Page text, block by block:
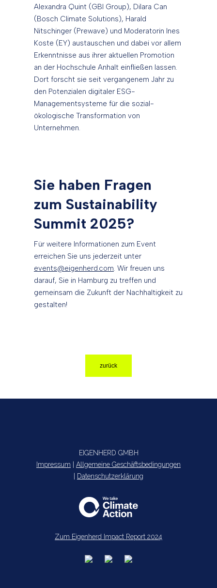
Alexandra Quint (GBI Group), Dilara Can
(Bosch Climate Solutions), Harald
Nitschinger (Prewave) und Moderatorin Ines
Koste (EY) austauschen und dabei vor allem
Erkenntnisse aus ihrer aktuellen Promotion
an der Hochschule Anhalt einfließen lassen.
Dort forscht sie seit vergangenem Jahr zu
den Potenzialen digitaler ESG-
Managementsysteme für die sozial-
ökologische Transformation von
Unternehmen.
Sie haben Fragen
zum Sustainability
Summit 2025?
Für weitere Informationen zum Event
erreichen Sie uns jederzeit unter
events@eigenherd.com. Wir freuen uns
darauf, Sie in Hamburg zu treffen und
gemeinsam die Zukunft der Nachhaltigkeit zu
gestalten!
zurück
EIGENHERD GMBH
Impressum
Allgemeine Geschäftsbedingungen
Datenschutzerklärung
Zum Eigenherd Impact Report 2024